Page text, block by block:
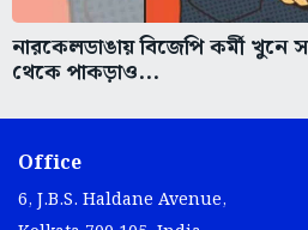
নারকেলডাঙায় বিজেপি কর্মী
থেকে পাকড়াও...
Office
6, J.B.S. Haldane Avenue,